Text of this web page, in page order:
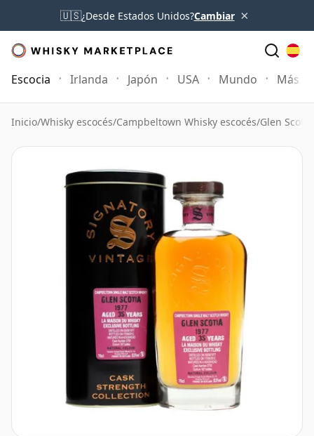
🇺🇸¿Desde Estados Unidos?Cambiar ×
Escocia Irlanda Japón USA Mundo Más
Inicio/Whisky escocés/Campbeltown Whisky escocés/Glen